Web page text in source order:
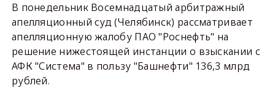
В понедельник Восемнадцатый арбитражный
апелляционный суд (Челябинск) рассматривает
апелляционную жалобу ПАО "Роснефть" на
решение нижестоящей инстанции о взыскании с
АФК "Система" в пользу "Башнефти" 136,3 млрд
рублей.